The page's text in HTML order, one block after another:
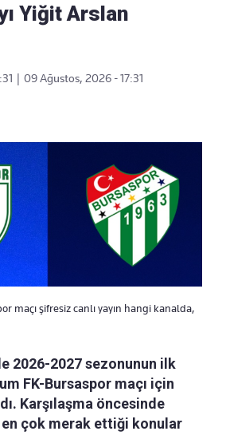
Yiğit Arslan
| 09 Ağustos, 2026 - 17:31
maçı şifresiz canlı yayın hangi kanalda,
2026-2027 sezonunun ilk
FK-Bursaspor maçı için
Karşılaşma öncesinde
çok merak ettiği konular